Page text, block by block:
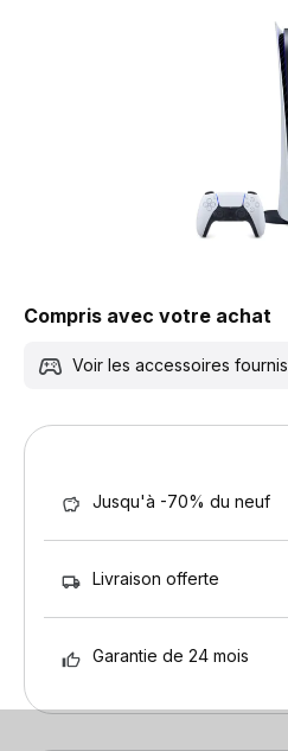
Compris avec votre achat
Voir les accessoires fournis
Jusqu'à -70% du neuf
Livraison offerte
Garantie de 24 mois